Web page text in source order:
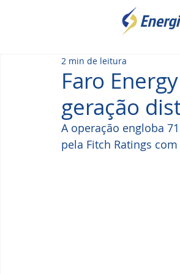
Faro
geração
2 min de leitura
A operação engloba
pela Fitch Ratings com